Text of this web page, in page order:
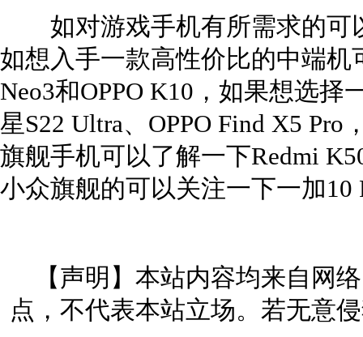
如对游戏手机有所需求的可
如想入手一款高性价比的中端机
Neo3和OPPO K10，如果想选
星S22 Ultra、OPPO Find X5
旗舰手机可以了解一下Redmi
小众旗舰的可以关注一下一加10
【声明】本站内容均来自网
点，不代表本站立场。若无意